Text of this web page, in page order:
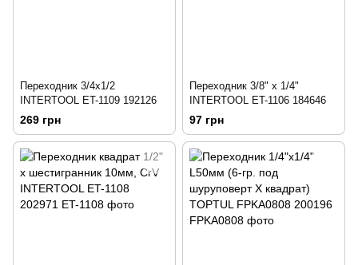
Переходник 3/4x1/2
INTERTOOL ET-1109 192126
269 грн
Переходник 3/8" х 1/4"
INTERTOOL ET-1106 184646
97 грн